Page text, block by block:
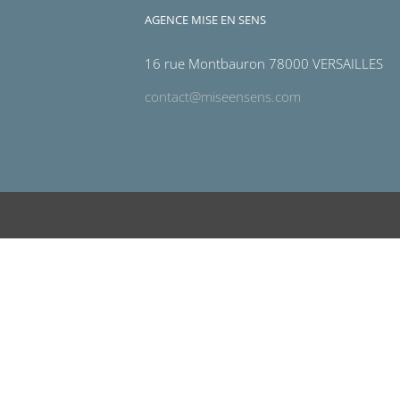
AGENCE MISE EN SENS
16 rue Montbauron 78000 VERSAILLES
contact@miseensens.com